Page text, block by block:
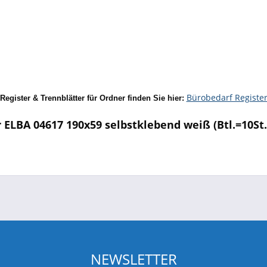
Register & Trennblätter für Ordner finden Sie hier: Bürobedarf Register
04617 190x59 selbstklebend weiß
NEWSLETTER